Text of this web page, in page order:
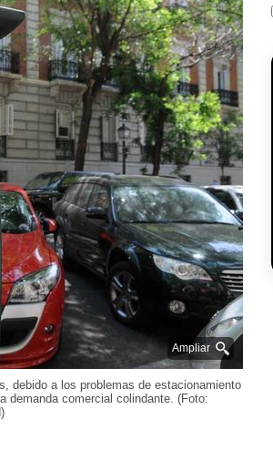
Ampliar
debido a los problemas de estacionamiento
demanda comercial colindante. (Foto: